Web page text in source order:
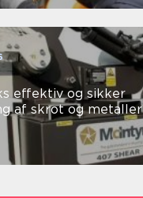
af skrot og metaller